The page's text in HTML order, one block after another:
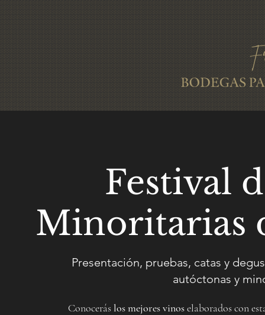
Festival
Minoritarias
Presentación, pruebas, catas y
autóctonas y
Conoceráslos mejores vinoselaborados con